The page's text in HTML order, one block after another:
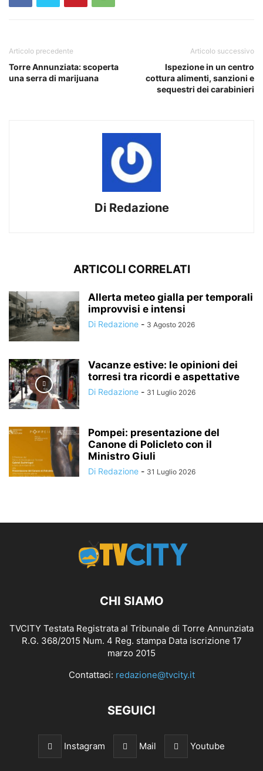
Articolo precedente
Torre Annunziata: scoperta
una serra di marijuana
Articolo successivo
Ispezione in un centro
cottura alimenti, sanzioni e
sequestri dei carabinieri
Di Redazione
ARTICOLI CORRELATI
Allerta meteo gialla per temporali
improvvisi e intensi
Di Redazione - 3 Agosto 2026
Vacanze estive: le opinioni dei
torresi tra ricordi e aspettative
Di Redazione - 31 Luglio 2026
Pompei: presentazione del
Canone di Policleto con il
Ministro Giuli
Di Redazione - 31 Luglio 2026
CHI SIAMO
TVCITY Testata Registrata al Tribunale di Torre Annunziata
R.G. 368/2015 Num. 4 Reg. stampa Data iscrizione 17
marzo 2015
Contattaci: redazione@tvcity.it
SEGUICI
Instagram Mail Youtube